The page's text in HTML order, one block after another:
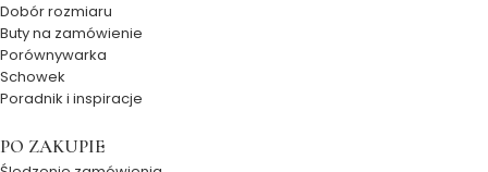
Dobór rozmiaru
Buty na zamówienie
Porównywarka
Schowek
Poradnik i inspiracje
PO ZAKUPIE